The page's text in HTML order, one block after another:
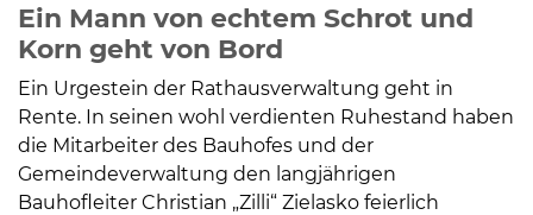
Ein Mann von echtem Schrot und
Korn geht von Bord
Ein Urgestein der Rathausverwaltung geht in
Rente. In seinen wohl verdienten Ruhestand haben
die Mitarbeiter des Bauhofes und der
Gemeindeverwaltung den langjährigen
Bauhofleiter Christian „Zilli“ Zielasko feierlich